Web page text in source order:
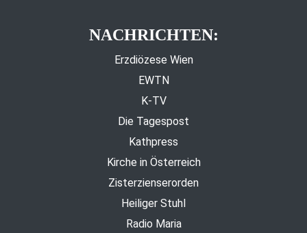
NACHRICHTEN:
Erzdiözese Wien
EWTN
K-TV
Die Tagespost
Kathpress
Kirche in Österreich
Zisterzienserorden
Heiliger Stuhl
Radio Maria